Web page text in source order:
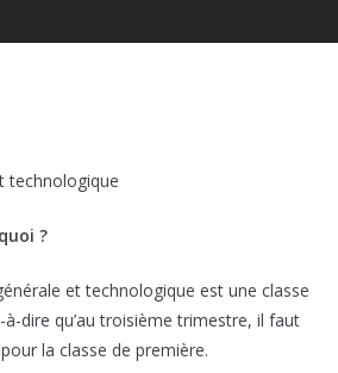
technologique
?
et technologique est une classe
à-dire qu’au troisième trimestre, il faut
la classe de première.